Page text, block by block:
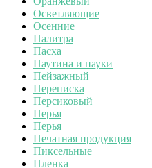
Осветляющие
Осенние
Палитра
Пасха
Паутина и пауки
Пейзажный
Переписка
Персиковый
Перья
Перья
Печатная продукция
Пиксельные
Пленка